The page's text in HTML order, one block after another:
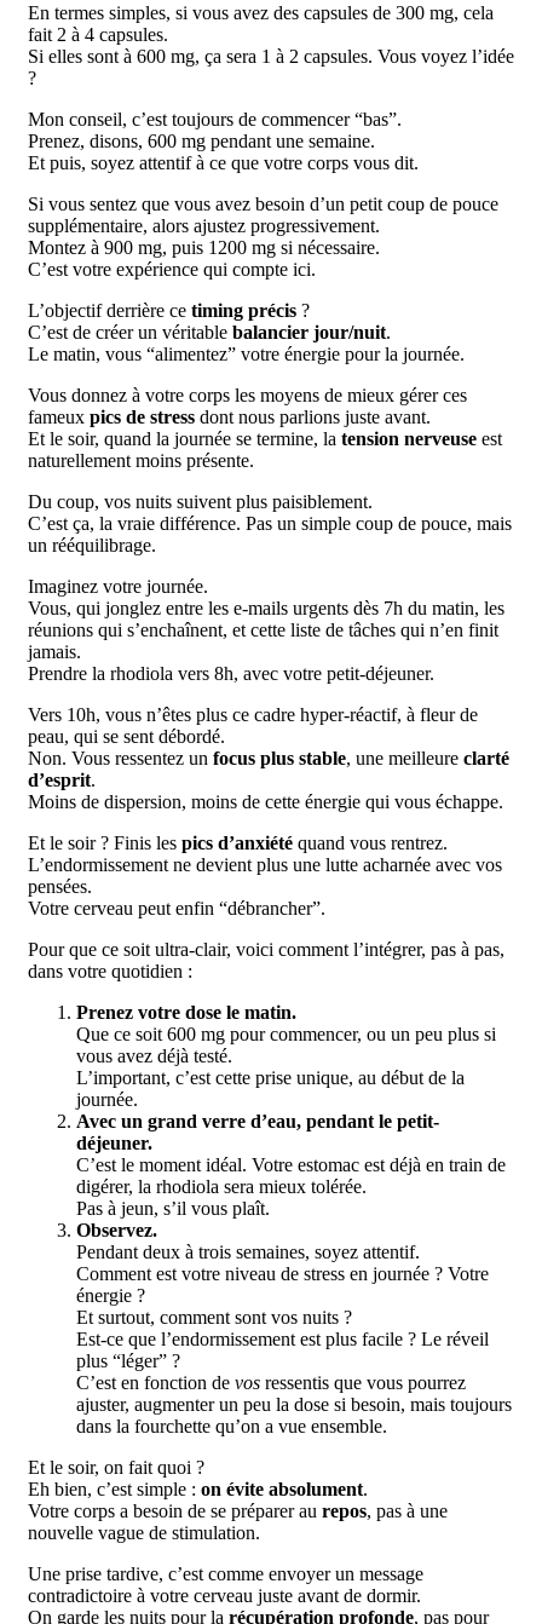
En termes simples, si vous avez des capsules de 300 mg, cela
fait 2 à 4 capsules.
Si elles sont à 600 mg, ça sera 1 à 2 capsules. Vous voyez l’idée
?
Mon conseil, c’est toujours de commencer “bas”.
Prenez, disons, 600 mg pendant une semaine.
Et puis, soyez attentif à ce que votre corps vous dit.
Si vous sentez que vous avez besoin d’un petit coup de pouce
supplémentaire, alors ajustez progressivement.
Montez à 900 mg, puis 1200 mg si nécessaire.
C’est votre expérience qui compte ici.
L’objectif derrière ce timing précis ?
C’est de créer un véritable balancier jour/nuit.
Le matin, vous “alimentez” votre énergie pour la journée.
Vous donnez à votre corps les moyens de mieux gérer ces
fameux pics de stress dont nous parlions juste avant.
Et le soir, quand la journée se termine, la tension nerveuse est
naturellement moins présente.
Du coup, vos nuits suivent plus paisiblement.
C’est ça, la vraie différence. Pas un simple coup de pouce, mais
un rééquilibrage.
Imaginez votre journée.
Vous, qui jonglez entre les e-mails urgents dès 7h du matin, les
réunions qui s’enchaînent, et cette liste de tâches qui n’en finit
jamais.
Prendre la rhodiola vers 8h, avec votre petit-déjeuner.
Vers 10h, vous n’êtes plus ce cadre hyper-réactif, à fleur de
peau, qui se sent débordé.
Non. Vous ressentez un focus plus stable, une meilleure clarté
d’esprit.
Moins de dispersion, moins de cette énergie qui vous échappe.
Et le soir ? Finis les pics d’anxiété quand vous rentrez.
L’endormissement ne devient plus une lutte acharnée avec vos
pensées.
Votre cerveau peut enfin “débrancher”.
Pour que ce soit ultra-clair, voici comment l’intégrer, pas à pas,
dans votre quotidien :
Prenez votre dose le matin.
Que ce soit 600 mg pour commencer, ou un peu plus si
vous avez déjà testé.
L’important, c’est cette prise unique, au début de la
journée.
Avec un grand verre d’eau, pendant le petit-
déjeuner.
C’est le moment idéal. Votre estomac est déjà en train de
digérer, la rhodiola sera mieux tolérée.
Pas à jeun, s’il vous plaît.
Observez.
Pendant deux à trois semaines, soyez attentif.
Comment est votre niveau de stress en journée ? Votre
énergie ?
Et surtout, comment sont vos nuits ?
Est-ce que l’endormissement est plus facile ? Le réveil
plus “léger” ?
C’est en fonction de vos ressentis que vous pourrez
ajuster, augmenter un peu la dose si besoin, mais toujours
dans la fourchette qu’on a vue ensemble.
Et le soir, on fait quoi ?
Eh bien, c’est simple : on évite absolument.
Votre corps a besoin de se préparer au repos, pas à une
nouvelle vague de stimulation.
Une prise tardive, c’est comme envoyer un message
contradictoire à votre cerveau juste avant de dormir.
On garde les nuits pour la récupération profonde, pas pour